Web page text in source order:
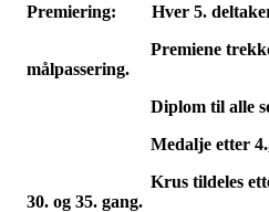
Premiering: Hver 5. deltaker
Premiene trekkes av
målpassering.
Diplom til alle som
Medalje etter 4., 7.,
Krus tildeles etter 20.
30. og 35. gang.